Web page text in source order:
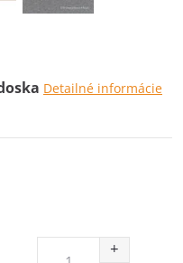
Detailné informácie